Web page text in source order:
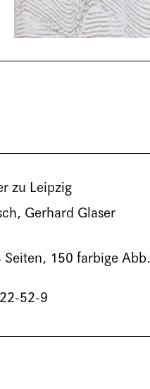
zu Leipzig
Gerhard Glaser
Seiten, 150 farbige Abb.
52-9